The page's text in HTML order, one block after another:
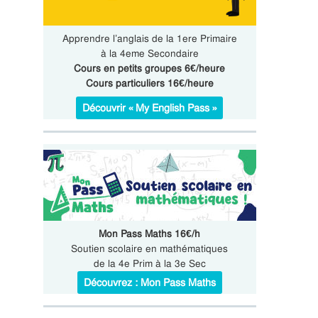
Apprendre l’anglais de la 1ere Primaire
à la 4eme Secondaire
Cours en petits groupes 6€/heure
Cours particuliers 16€/heure
Découvrir « My English Pass »
Mon Pass Maths 16€/h
Soutien scolaire en mathématiques
de la 4e Prim à la 3e Sec
Découvrez : Mon Pass Maths